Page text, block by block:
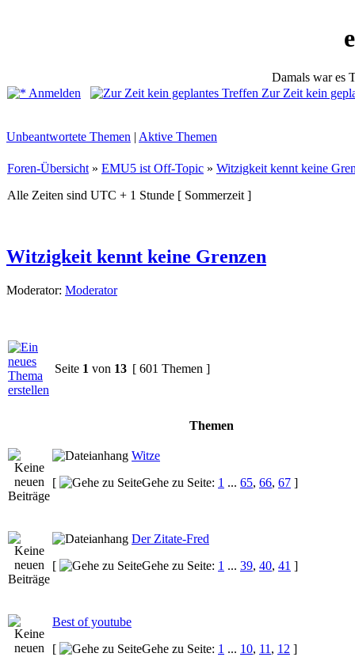
Damals war es
Anmelden
Zur Zeit kein
Unbeantwortete Themen | Aktive Themen
Foren-Übersicht » EMU5 ist Off-Topic » Witzigkeit kennt keine
Alle Zeiten sind UTC + 1 Stunde [ Sommerzeit ]
Witzigkeit kennt keine Grenzen
Moderator: Moderator
Seite 1 von 13 [ 601 Themen ]
Themen
Witze
[
Gehe zu Seite: 1 ... 65, 66, 67 ]
Der Zitate-Fred
[
Gehe zu Seite: 1 ... 39, 40, 41 ]
Best of youtube
[
Gehe zu Seite: 1 ... 10, 11 , 12 ]